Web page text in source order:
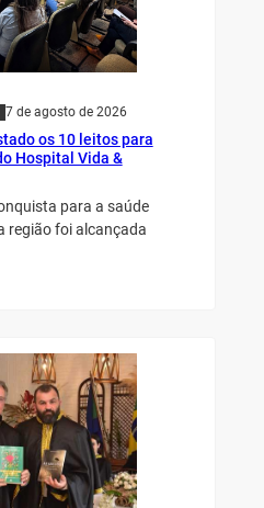
7 de agosto de 2026
os 10 leitos para
Hospital Vida &
para a saúde
região foi alcançada